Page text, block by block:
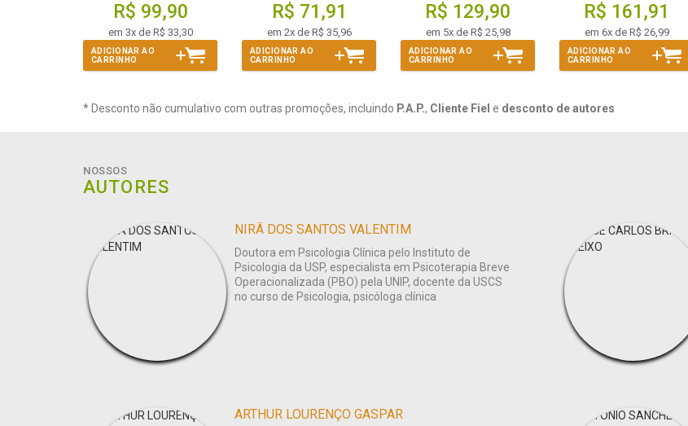
R$ 99,90
em 3x de R$ 33,30
ADICIONAR AO
CARRINHO
R$ 71,91
em 2x de R$ 35,96
ADICIONAR AO
CARRINHO
R$ 129,90
em 5x de R$ 25,98
ADICIONAR AO
CARRINHO
R$ 161,91
em 6x de R$ 26,99
ADICIONAR AO
CARRINHO
* Desconto não cumulativo com outras promoções, incluindo P.A.P., Cliente Fiel e desconto de autores
NOSSOS
AUTORES
NIRÃ DOS SANTOS VALENTIM
Doutora em Psicologia Clínica pelo Instituto de
Psicologia da USP, especialista em Psicoterapia Breve
Operacionalizada (PBO) pela UNIP, docente da USCS
no curso de Psicologia, psicóloga clínica
ARTHUR LOURENÇO GASPAR